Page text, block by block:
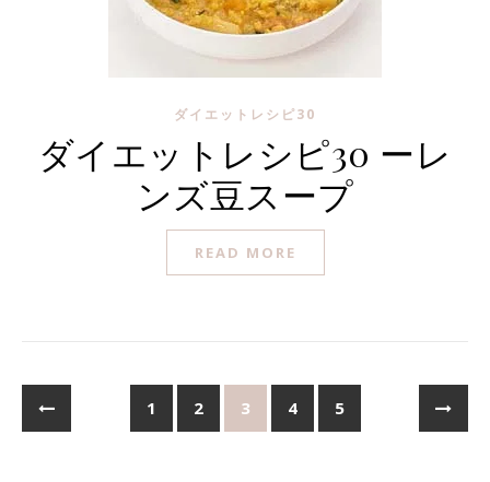
ダイエットレシピ30
ダイエットレシピ30 ーレ
ンズ豆スープ
READ MORE
1 2 3 4 5